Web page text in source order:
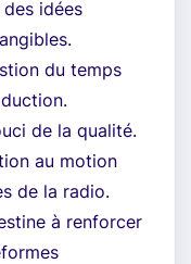
idées
du temps
de la qualité.
au motion
de la radio.
à renforcer